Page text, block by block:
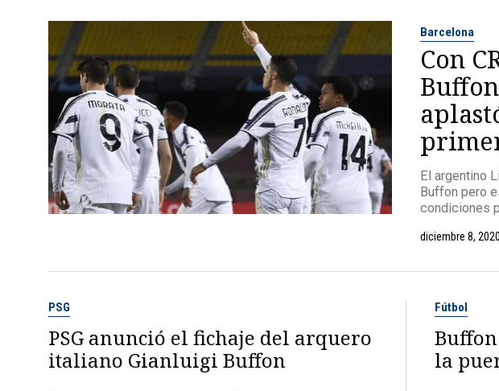
Barcelona
Con
El argentino
Buffon pero
condiciones
diciembre 8, 2020
PSG
PSG anunció el fichaje del arquero
italiano Gianluigi Buffon
Fútbol
la